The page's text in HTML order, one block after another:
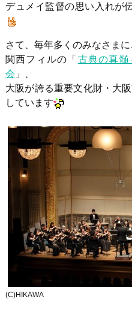
デュメイ監督の思い入れが
さて、毎年多くのみなさま
関西フィルの「 古典の真
会 」、
大阪が誇る重要文化財・大
しています
(C)HIKAWA